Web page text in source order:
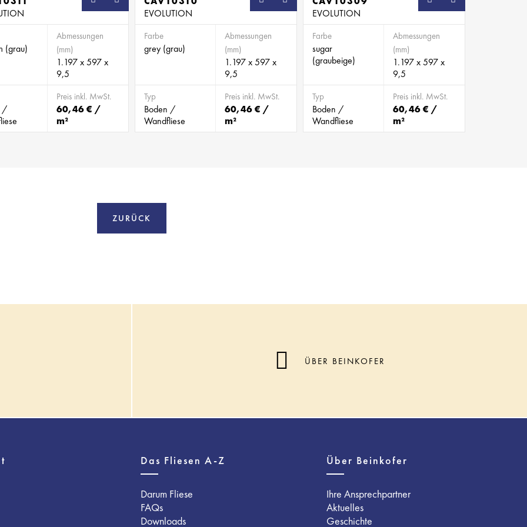
(grau)
Abmessungen
(mm)
1.197 x 597 x
9,5
/
Preis inkl. MwSt.
60,46 € /
m²
EVOLUTION
Farbe
grey (grau)
Abmessungen
(mm)
1.197 x 597 x
9,5
Typ
Boden /
Wandfliese
Preis inkl. MwSt.
60,46 € /
m²
EVOLUTION
Farbe
sugar
(graubeige)
Abmessungen
(mm)
1.197 x 597 x
9,5
Typ
Boden /
Wandfliese
Preis inkl. MwSt.
60,46 € /
m²
ZURÜCK
ÜBER BEINKOFER
Das Fliesen A-Z
Darum Fliese
FAQs
Downloads
Über Beinkofer
Ihre Ansprechpartner
Aktuelles
Geschichte